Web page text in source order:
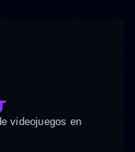
videojuegos en